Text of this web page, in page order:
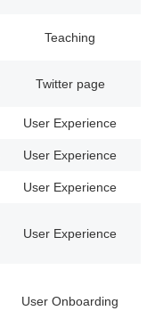
Teaching
Twitter page
User Experience
User Experience
User Experience
User Experience
User Onboarding